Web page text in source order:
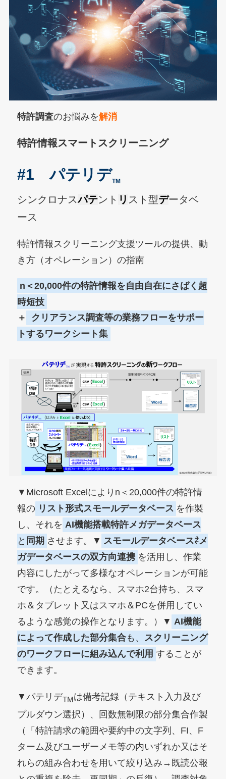
特許調査のお悩みを解消
特許情報スマートスクリーニング
#1 パテリデTM
シンクロナスパテント リ スト型データベ
ース
特許情報スクリーニング支援ツールの提供、動
き方（オペレーション）の指南
n＜20,000件の特許情報を自由自在にさばく超
時短技
＋
クリアランス調査等の業務フローをサポー
トするワークシート集
▼Microsoft Excelによりn＜20,000件の特許情
報の リスト形式スモールデータベース を作製
し、それを AI機能搭載特許メガデータベース
と 同期 させます。▼ スモールデータベース⇄メ
ガデータベースの双方向連携 を活用し、作業
内容にしたがって多様なオペレーションが可能
です。（たとえるなら、スマホ2台持ち、スマ
ホ＆タブレット又はスマホ＆PCを併用してい
るような感覚の操作となります。）▼ AI機能
によって作成した部分集合も、 スクリーニング
のワークフローに組み込んで利用 することが
できます。
▼パテリデTMは備考記録（テキスト入力及び
プルダウン選択）、回数無制限の部分集合作製
（「特許請求の範囲や要約中の文字列、FI、F
ターム及びユーザーメモ等の内いずれか又はそ
れらの組み合わせを用いて絞り込み→既読公報